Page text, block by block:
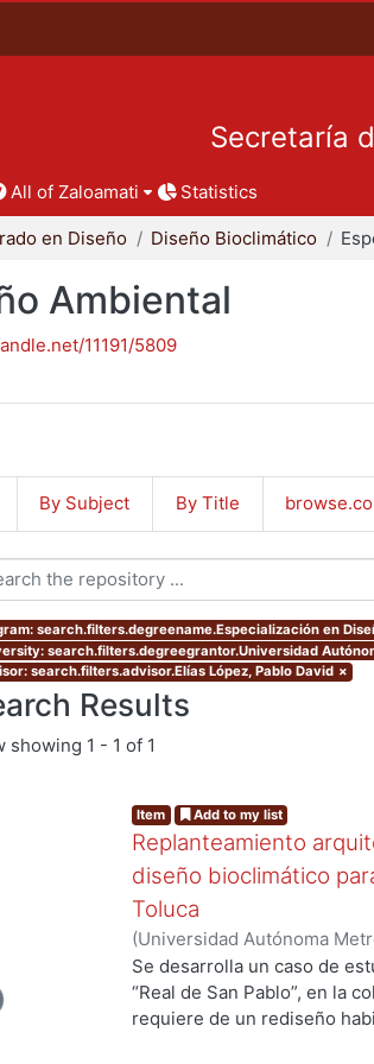
Secretaría
All of Zaloamati Statistics
en Diseño Diseño Bioclimático
Ambiental
11191/5809
By Subject By Title
search.filters.degreename.Especialización en
search.filters.degreegrantor.Universidad
search.filters.advisor.Elías López, Pablo David ×
Results
showing 1 - 1 of 1
Item Add to my list
Replanteamiento
diseño bioclimático
Toluca
(Universidad Autónoma
de Servicios de Información.
Se desarrolla un caso de
“Real de San Pablo”, en la
requiere de un rediseño